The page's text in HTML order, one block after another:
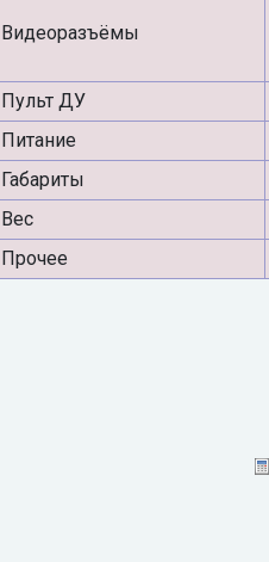
Видеоразъёмы
Пульт ДУ
Питание
Габариты
Вес
Прочее